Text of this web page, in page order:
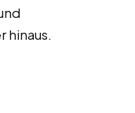
hinaus.